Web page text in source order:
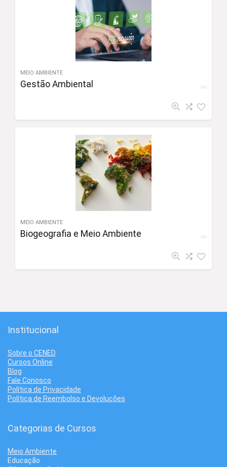
MEIO AMBIENTE
Gestão Ambiental
MEIO AMBIENTE
Biogeografia e Meio Ambiente
Institucional
Sobre o CENED
Cursos Online
Blog
Fale Conosco
Política de Privacidade
Política de Reembolso e Devoluções
Categorias de Cursos
Meio Ambiente
Educação